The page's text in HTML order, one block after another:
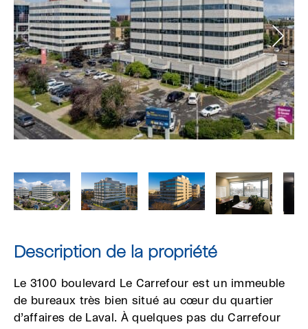
Description de la propriété
Le 3100 boulevard Le Carrefour est un immeuble
de bureaux très bien situé au cœur du quartier
d’affaires de Laval. À quelques pas du Carrefour